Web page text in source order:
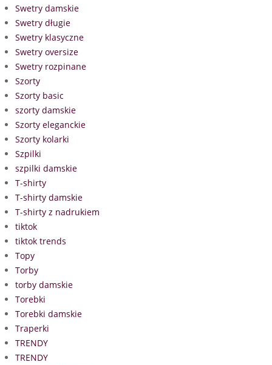
Swetry damskie
Swetry długie
Swetry klasyczne
Swetry oversize
Swetry rozpinane
Szorty
Szorty basic
szorty damskie
Szorty eleganckie
Szorty kolarki
Szpilki
szpilki damskie
T-shirty
T-shirty damskie
T-shirty z nadrukiem
tiktok
tiktok trends
Topy
Torby
torby damskie
Torebki
Torebki damskie
Traperki
TRENDY
TRENDY